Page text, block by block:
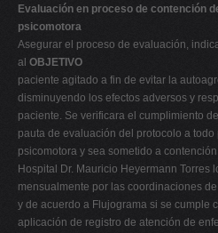
Evaluación en proceso de contención
psicomotora
Asegurar el proceso de evaluación,
al OBJETIVO
paciente agitado a fin de evitar la
disminuyendo los efectos adversos y
paciente. Se verificara el cumplimiento
pauta de evaluación del protocolo a
psicomotora y sea sometido a
Hospital Dr. Mauricio Heyermann Torres
mensualmente por las coordinaciones
y de acuerdo a Flujograma si se cumple
aplicación de registro de atención de